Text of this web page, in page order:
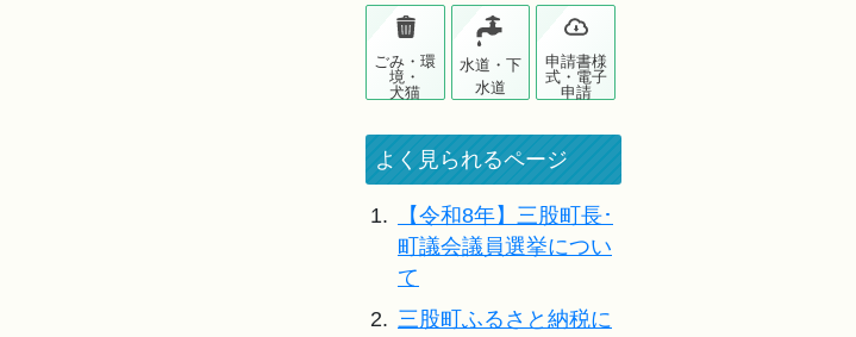
ごみ・環
境・
犬猫
水道・下
水道
申請書様
式・電子
申請
よく見られるページ
1.
【令和8年】三股町長･
町議会議員選挙につい
て
2. 三股町ふるさと納税に